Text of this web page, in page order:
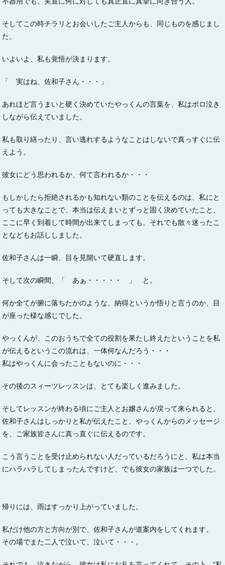
そしてこの時チラリとお会いしたご主人からも、同じものを感じまし
た。
いよいよ、私も覚悟が決まります。
「 実はね、佐和子さん・・・」
あれほど言うまいと硬く決めていたやっくんの言葉を、私はボロ泣き
しながら伝えていました。
私も取り繕ったり、言い逃れするようなことはしないで真っすぐに伝
えよう。
彼女にどう思われるか、何て言われるか・・・
もしかしたら拒絶されるかも知れない類のことを伝えるのは、私にと
っても大きなことで、本当は伝えまいとずっと固く決めていたこと、
ここに早く到着して時間が出来てしまっても、それでも散々迷ったこ
となどもお話ししました。
佐和子さんは一瞬、目を見開いて硬直します。
そして次の瞬間、「 あぁ・・・・・ 」 と。
何か全てが腑に落ちたかのような、納得というか悟りと言うのか、目
が座った様な感じでした。
やっくんが、このおうちで全ての役割を果たし終えたということを私
が伝えるというこの流れは、一体何なんだろう・・・
私はやっくんに会ったこともないのに・・・
その後のスィーツレッスンは、とても楽しく進みました。
そしてレッスンが終わる頃にご主人とお嬢さんが戻って来られると、
佐和子さんはしっかりと私が伝えたこと、やっくんからのメッセージ
を、ご家族皆さんに真っ直ぐに伝えるのです。
こう言うことを受け止められない人だっているだろうにと、私は本当
にハラハラしてしまったんですけど、でも彼女の家族は一つでした。
帰りには、雨はすっかり上がっていました。
私だけ他の方と方向が別で、佐和子さんが道案内をしてくれます。
その場でまた二人で泣いて、泣いて・・・。